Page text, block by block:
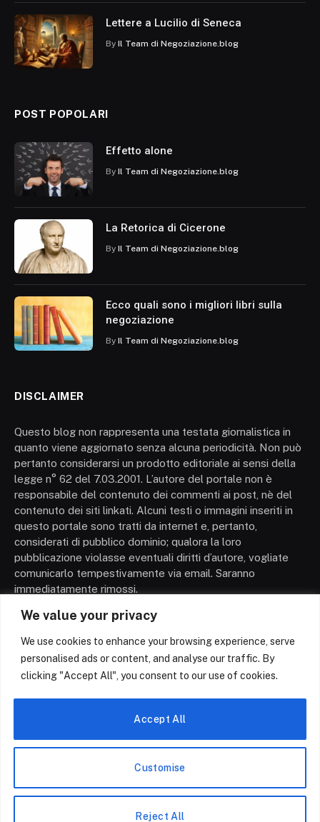
We value your privacy
We use cookies to enhance your browsing experience, serve
personalised ads or content, and analyse our traffic. By
clicking "Accept All", you consent to our use of cookies.
Customise
Reject All
Accept All
Lettere a Lucilio di Seneca
By Il Team di Negoziazione.blog
POST POPOLARI
Effetto alone
By Il Team di Negoziazione.blog
La Retorica di Cicerone
By Il Team di Negoziazione.blog
Ecco quali sono i migliori libri sulla
negoziazione
By Il Team di Negoziazione.blog
DISCLAIMER
Questo blog non rappresenta una testata giornalistica in
quanto viene aggiornato senza alcuna periodicità. Non può
pertanto considerarsi un prodotto editoriale ai sensi della
legge n° 62 del 7.03.2001. L’autore del portale non è
responsabile del contenuto dei commenti ai post, nè del
contenuto dei siti linkati. Alcuni testi o immagini inseriti in
questo portale sono tratti da internet e, pertanto,
considerati di pubblico dominio; qualora la loro
pubblicazione violasse eventuali diritti d’autore, vogliate
comunicarlo tempestivamente via email. Saranno
immediatamente rimossi.
Copyright © 2026 Negoziazione.blog | All Rights